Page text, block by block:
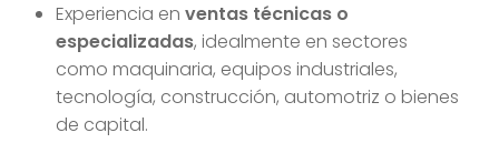
Experiencia enventas técnicas o
especializadas, idealmente en sectores
como maquinaria, equipos industriales,
tecnología, construcción, automotriz o bienes
de capital.